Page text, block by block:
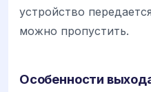
устройство
можно пропустить.
Особенности